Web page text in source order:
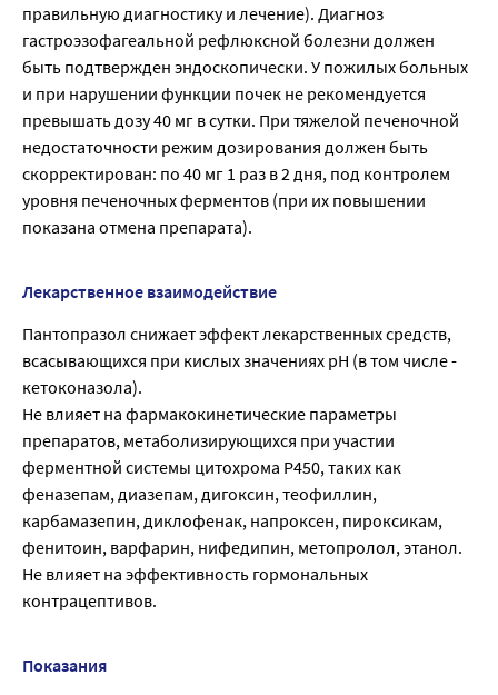
правильную диагностику и лечение). Диагноз
гастроэзофагеальной рефлюксной болезни должен
быть подтвержден эндоскопически. У пожилых больных
и при нарушении функции почек не рекомендуется
превышать дозу 40 мг в сутки. При тяжелой печеночной
недостаточности режим дозирования должен быть
скорректирован: по 40 мг 1 раз в 2 дня, под контролем
уровня печеночных ферментов (при их повышении
показана отмена препарата).
Лекарственное взаимодействие
Пантопразол снижает эффект лекарственных средств,
всасывающихся при кислых значениях pH (в том числе -
кетоконазола).
Не влияет на фармакокинетические параметры
препаратов, метаболизирующихся при участии
ферментной системы цитохрома Р450, таких как
феназепам, диазепам, дигоксин, теофиллин,
карбамазепин, диклофенак, напроксен, пироксикам,
фенитоин, варфарин, нифедипин, метопролол, этанол.
Не влияет на эффективность гормональных
контрацептивов.
Показания